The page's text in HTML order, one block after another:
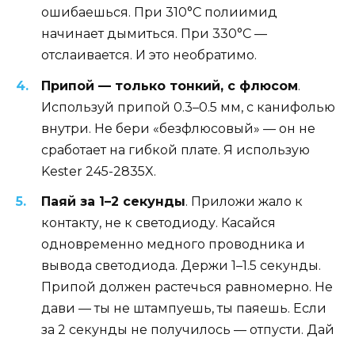
ошибаешься. При 310°C полиимид
начинает дымиться. При 330°C —
отслаивается. И это необратимо.
Припой — только тонкий, с флюсом.
Используй припой 0.3–0.5 мм, с канифолью
внутри. Не бери «безфлюсовый» — он не
сработает на гибкой плате. Я использую
Kester 245-2835X.
Паяй за 1–2 секунды. Приложи жало к
контакту, не к светодиоду. Касайся
одновременно медного проводника и
вывода светодиода. Держи 1–1.5 секунды.
Припой должен растечься равномерно. Не
дави — ты не штампуешь, ты паяешь. Если
за 2 секунды не получилось — отпусти. Дай